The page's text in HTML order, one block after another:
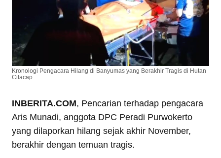
Kronologi Pengacara Hilang di Banyumas yang Berakhir Tragis di Hutan
Cilacap
INBERITA.COM, Pencarian terhadap pengacara
Aris Munadi, anggota DPC Peradi Purwokerto
yang dilaporkan hilang sejak akhir November,
berakhir dengan temuan tragis.